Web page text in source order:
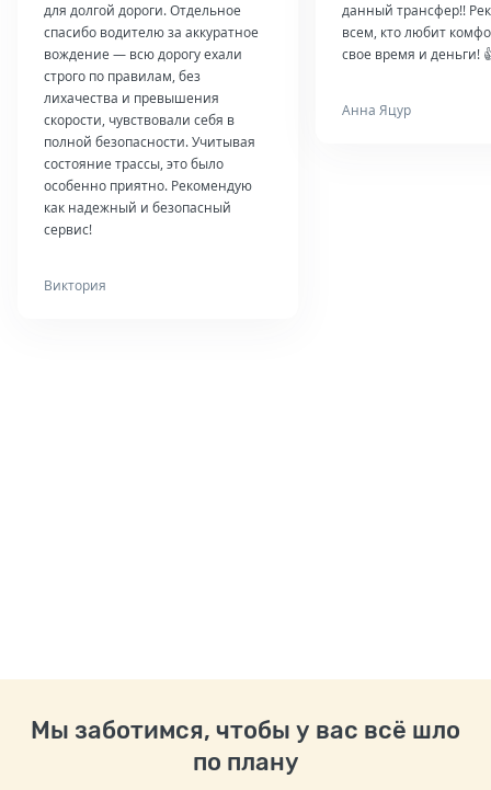
для долгой дороги. Отдельное
спасибо водителю за аккуратное
вождение — всю дорогу ехали
строго по правилам, без
лихачества и превышения
скорости, чувствовали себя в
полной безопасности. Учитывая
состояние трассы, это было
особенно приятно. Рекомендую
как надежный и безопасный
сервис!
Виктория
данный трансфер!!
всем, кто любит
свое время и деньги!
Анна Яцур
Мы заботимся, чтобы у вас всё шло
по плану